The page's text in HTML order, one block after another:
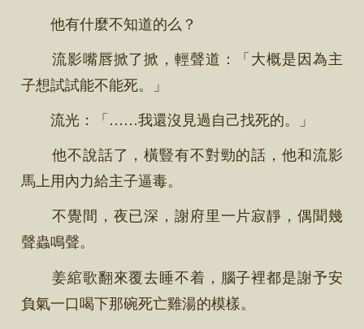
他有什麼不知道的么？
流影嘴唇掀了掀，輕聲道：「大概是因為主
子想試試能不能死。」
流光：「……我還沒見過自己找死的。」
他不說話了，橫豎有不對勁的話，他和流影
馬上用內力給主子逼毒。
不覺間，夜已深，謝府里一片寂靜，偶聞幾
聲蟲鳴聲。
姜綰歌翻來覆去睡不着，腦子裡都是謝予安
負氣一口喝下那碗死亡雞湯的模樣。